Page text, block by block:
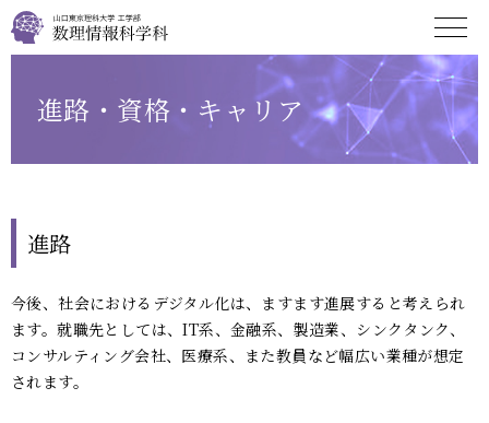
進路・資格・キャリア
進路
今後、社会におけるデジタル化は、ますます進展すると考えられ
ます。就職先としては、IT系、金融系、製造業、シンクタンク、
コンサルティング会社、医療系、また教員など幅広い業種が想定
されます。